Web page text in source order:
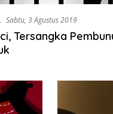
Sabtu, 3 Agustus 2019
Tersangka